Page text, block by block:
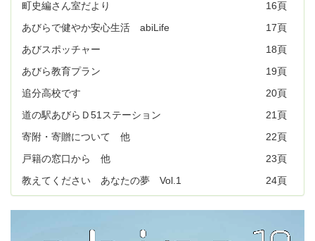
町史編さん室だより
16頁
あびらで健やか安心生活 abiLife
17頁
あびスポッチャー
18頁
あびら教育プラン
19頁
追分高校です
20頁
道の駅あびらＤ51ステーション
21頁
寄附・寄贈について 他
22頁
戸籍の窓口から 他
23頁
教えてください あなたの夢 Vol.1
24頁